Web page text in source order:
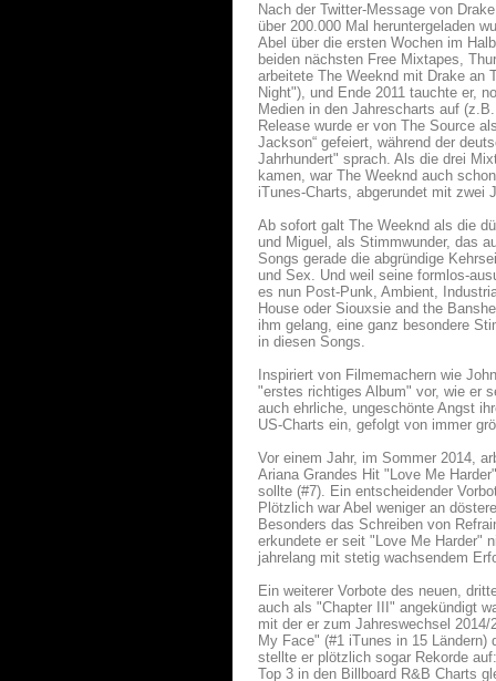
Nach der Twitter-Message von
über 200.000 Mal heruntergeladen
Abel über die ersten Wochen im
beiden nächsten Free Mixtapes,
arbeitete The Weeknd mit Drake an
Night"), und Ende 2011 tauchte er,
Medien in den Jahrescharts auf
Release wurde er von The Source
Jackson“ gefeiert, während der
Jahrhundert" sprach. Als die drei
kamen, war The Weeknd auch
iTunes-Charts, abgerundet mit zwei
Ab sofort galt The Weeknd als die
und Miguel, als Stimmwunder, das
Songs gerade die abgründige
und Sex. Und weil seine formlos-
es nun Post-Punk, Ambient,
House oder Siouxsie and the
ihm gelang, eine ganz besondere
in diesen Songs.
Inspiriert von Filmemachern wie
"erstes richtiges Album" vor, wie er
auch ehrliche, ungeschönte Angst
US-Charts ein, gefolgt von immer
Vor einem Jahr, im Sommer 2014,
Ariana Grandes Hit "Love Me
sollte (#7). Ein entscheidender
Plötzlich war Abel weniger an
Besonders das Schreiben von
erkundete er seit "Love Me Harder"
jahrelang mit stetig wachsendem
Ein weiterer Vorbote des neuen,
auch als "Chapter III" angekündigt
mit der er zum Jahreswechsel
My Face" (#1 iTunes in 15
stellte er plötzlich sogar Rekorde
Top 3 in den Billboard R&B Charts